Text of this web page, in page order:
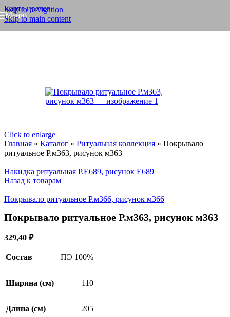
Карта цветов
Skip to navigation
Skip to main content
Меню
Click to enlarge
Главная » Каталог » Ритуальная коллекция » Покрывало
ритуальное Р.м363, рисунок м363
Накидка ритуальная Р.Е689, рисунок Е689
Назад к товарам
Покрывало ритуальное Р.м366, рисунок м366
Покрывало ритуальное Р.м363, рисунок м363
329,40 ₽
Состав ПЭ 100%
Ширина (см) 110
Длина (см) 205